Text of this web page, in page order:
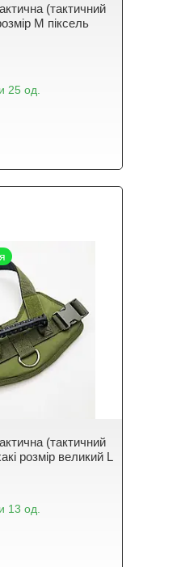
(тактичний
М піксель
25 од.
(тактичний
розмір великий L
13 од.